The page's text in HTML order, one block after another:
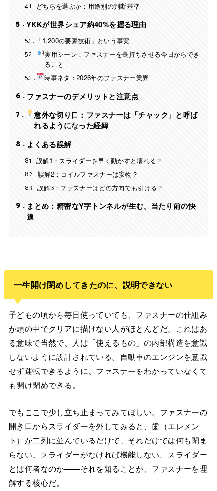
4.1
どちらを選ぶか：用途別の判断基準
5
YKKが世界シェア約40%を握る理由
5.1
「1,200の要素技術」という事実
5.2
実用シーン：ファスナーを長持ちさせる今日からでき
ること
5.3 時事ネタ：2026年のファスナー業界
6 ファスナーのデメリットと注意点
7
意外な切り口：ファスナーは「チャック」と呼ば
れるようになった経緯
8
よくある誤解
8.1
誤解1：スライダーを早く動かすと壊れる？
8.2 誤解2：コイルファスナーは安物？
8.3 誤解3：ファスナーはどの方向でも引ける？
9
まとめ：精密なY字トンネルが生む、当たり前の快
適
一生開け閉めしてきたのに、説明できない
子どもの頃から毎日使っていても、ファスナーの仕組み
が頭の中でクリアに描けない人がほとんどだ。これはあ
る意味で当然で、人は「使えるもの」の内部構造を意識
しないように設計されている。自動車のエンジンを意識
せず運転できるように、ファスナーをわかっていなくて
も開け閉めできる。
でもここで少し立ち止まってみてほしい。ファスナーの
開き口からスライダーを外してみると、歯（エレメン
ト）が二列に並んでいるだけで、それだけでは何も閉ま
らない。スライダーがなければ機能しない。スライダー
とは何者なのか——それを知ることが、ファスナーを理
解する核心だ。